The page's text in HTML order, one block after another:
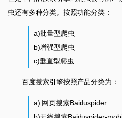
虫还有多种分类。按照功能分类：
a)批量型爬虫
b)增强型爬虫
c)垂直型爬虫
百度搜索引擎按照产品分类为：
a) 网页搜索Baiduspider